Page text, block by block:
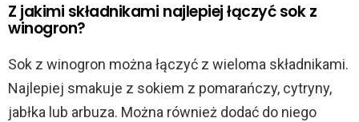
Z jakimi składnikami najlepiej łączyć sok z
winogron?
Sok z winogron można łączyć z wieloma składnikami.
Najlepiej smakuje z sokiem z pomarańczy, cytryny,
jabłka lub arbuza. Można również dodać do niego